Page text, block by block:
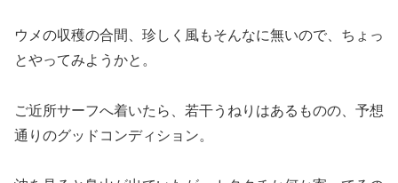
ウメの収穫の合間、珍しく風もそんなに無いので、ちょっ
とやってみようかと。
ご近所サーフへ着いたら、若干うねりはあるものの、予想
通りのグッドコンディション。